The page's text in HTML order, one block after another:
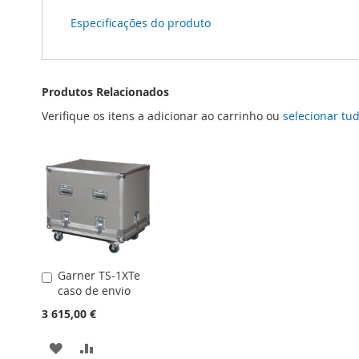
Especificações do produto
Produtos Relacionados
Verifique os itens a adicionar ao carrinho ou selecionar
Garner TS-1XTe
caso de envio
3 615,00 €
Adicionar
ao
carrinho
ADICIONAR